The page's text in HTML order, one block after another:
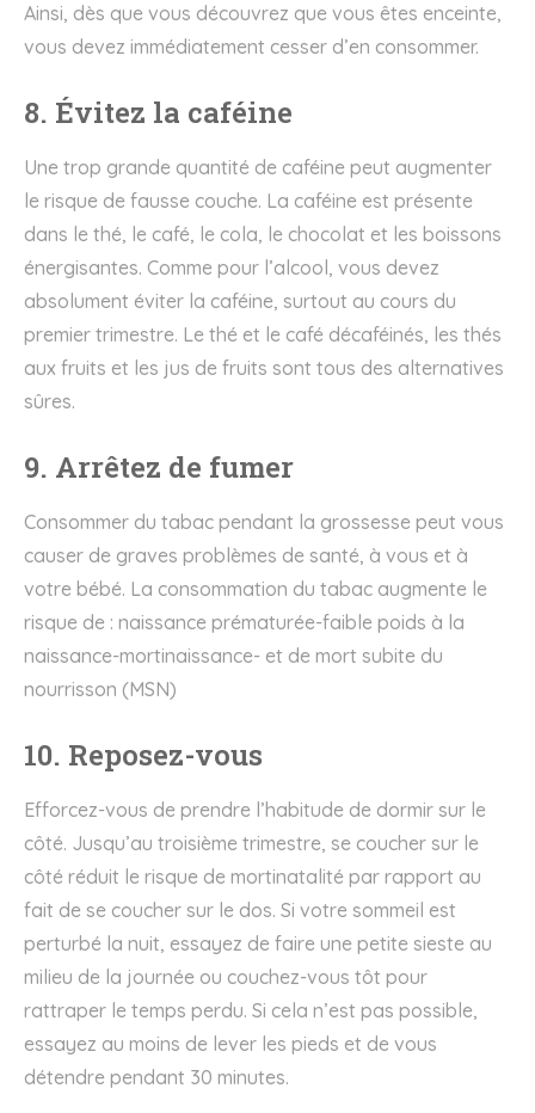
Ainsi, dès que vous découvrez que vous êtes enceinte,
vous devez immédiatement cesser d’en consommer.
8. Évitez la caféine
Une trop grande quantité de caféine peut augmenter
le risque de fausse couche. La caféine est présente
dans le thé, le café, le cola, le chocolat et les boissons
énergisantes. Comme pour l’alcool, vous devez
absolument éviter la caféine, surtout au cours du
premier trimestre. Le thé et le café décaféinés, les thés
aux fruits et les jus de fruits sont tous des alternatives
sûres.
9. Arrêtez de fumer
Consommer du tabac pendant la grossesse peut vous
causer de graves problèmes de santé, à vous et à
votre bébé. La consommation du tabac augmente le
risque de : naissance prématurée-faible poids à la
naissance-mortinaissance- et de mort subite du
nourrisson (MSN)
10. Reposez-vous
Efforcez-vous de prendre l’habitude de dormir sur le
côté. Jusqu’au troisième trimestre, se coucher sur le
côté réduit le risque de mortinatalité par rapport au
fait de se coucher sur le dos. Si votre sommeil est
perturbé la nuit, essayez de faire une petite sieste au
milieu de la journée ou couchez-vous tôt pour
rattraper le temps perdu. Si cela n’est pas possible,
essayez au moins de lever les pieds et de vous
détendre pendant 30 minutes.